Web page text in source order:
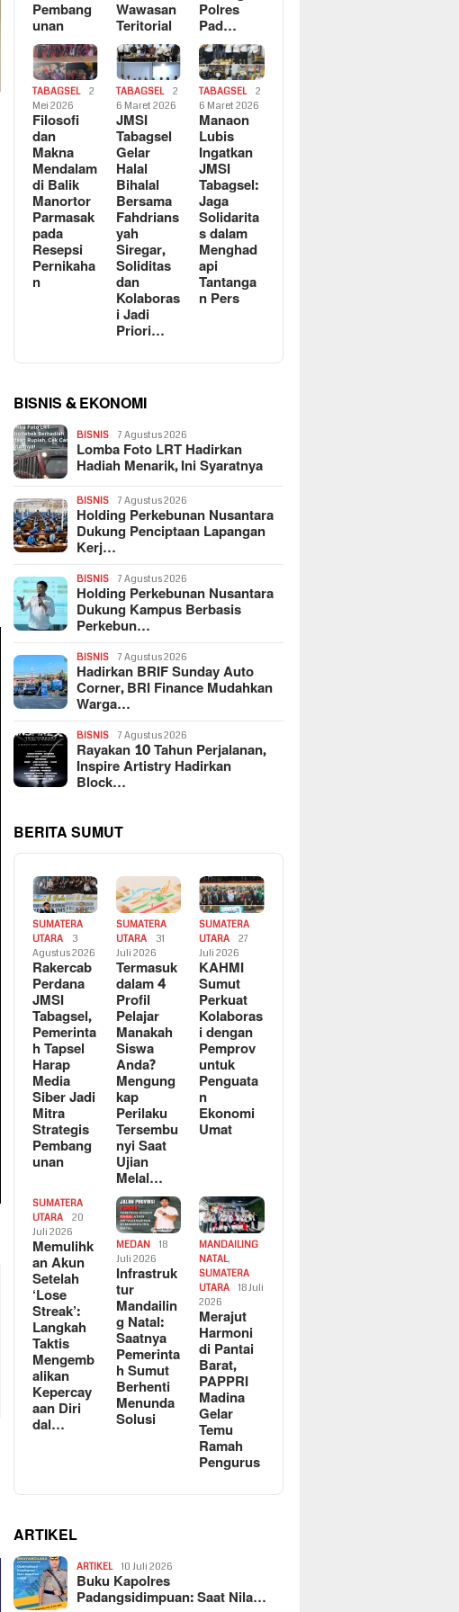
Pembang
unan
Wawasan
Teritorial
Polres
Pad…
TABAGSEL
2
Mei 2026
Filosofi
dan
Makna
Mendalam
di Balik
Manortor
Parmasak
pada
Resepsi
Pernikaha
n
TABAGSEL
2
6 Maret 2026
JMSI
Tabagsel
Gelar
Halal
Bihalal
Bersama
Fahdrians
yah
Siregar,
Soliditas
dan
Kolaboras
i Jadi
Priori…
TABAGSEL
2
6 Maret 2026
Manaon
Lubis
Ingatkan
JMSI
Tabagsel:
Jaga
Solidarita
s dalam
Menghad
api
Tantanga
n Pers
BISNIS & EKONOMI
BISNIS 7 Agustus 2026
Lomba Foto LRT Hadirkan
Hadiah Menarik, Ini Syaratnya
BISNIS 7 Agustus 2026
Holding Perkebunan Nusantara
Dukung Penciptaan Lapangan
Kerj…
BISNIS 7 Agustus 2026
Holding Perkebunan Nusantara
Dukung Kampus Berbasis
Perkebun…
BISNIS 7 Agustus 2026
Hadirkan BRIF Sunday Auto
Corner, BRI Finance Mudahkan
Warga…
BISNIS 7 Agustus 2026
Rayakan 10 Tahun Perjalanan,
Inspire Artistry Hadirkan
Block…
BERITA SUMUT
SUMATERA
UTARA
3
Agustus 2026
Rakercab
Perdana
JMSI
Tabagsel,
Pemerinta
h Tapsel
Harap
Media
Siber Jadi
Mitra
Strategis
Pembang
unan
SUMATERA
UTARA
31
Juli 2026
Termasuk
dalam 4
Profil
Pelajar
Manakah
Siswa
Anda?
Mengung
kap
Perilaku
Tersembu
nyi Saat
Ujian
Melal…
SUMATERA
UTARA
27
Juli 2026
KAHMI
Sumut
Perkuat
Kolaboras
i dengan
Pemprov
untuk
Penguata
n
Ekonomi
Umat
SUMATERA
UTARA
20
Juli 2026
Memulihk
an Akun
Setelah
‘Lose
Streak’:
Langkah
Taktis
Mengemb
alikan
Kepercay
aan Diri
dal…
MEDAN
18
Juli 2026
Infrastruk
tur
Mandailin
g Natal:
Saatnya
Pemerinta
h Sumut
Berhenti
Menunda
Solusi
MANDAILING
NATAL,
SUMATERA
UTARA
18 Juli
2026
Merajut
Harmoni
di Pantai
Barat,
PAPPRI
Madina
Gelar
Temu
Ramah
Pengurus
ARTIKEL
ARTIKEL 10 Juli 2026
Buku Kapolres
Padangsidimpuan: Saat Nila…